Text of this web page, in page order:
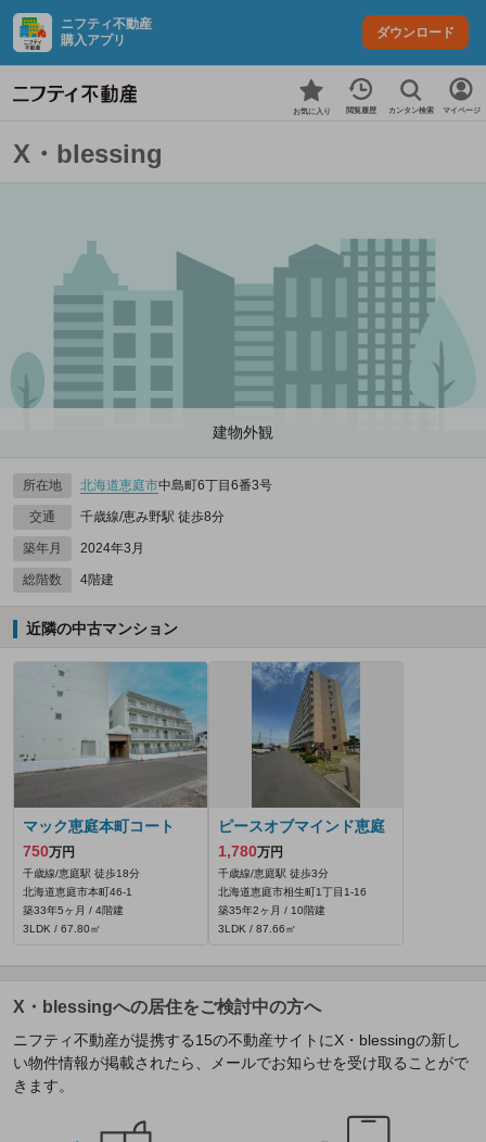
ニフティ不動産
購入アプリ
ダウンロード
お気に入り 閲覧履歴 カンタン検索 マイページ
X・blessing
建物外観
所在地 北海道恵庭市中島町6丁目6番3号
交通 千歳線/恵み野駅 徒歩8分
築年月 2024年3月
総階数 4階建
近隣の中古マンション
マック恵庭本町コート
750万円
千歳線/恵庭駅 徒歩18分
北海道恵庭市本町46‐1
築33年5ヶ月 / 4階建
3LDK / 67.80㎡
ピースオブマインド恵庭
1,780万円
千歳線/恵庭駅 徒歩3分
北海道恵庭市相生町1丁目1-16
築35年2ヶ月 / 10階建
3LDK / 87.66㎡
X・blessingへの居住をご検討中の方へ
ニフティ不動産が提携する15の不動産サイトにX・blessingの新し
い物件情報が掲載されたら、メールでお知らせを受け取ることがで
きます。